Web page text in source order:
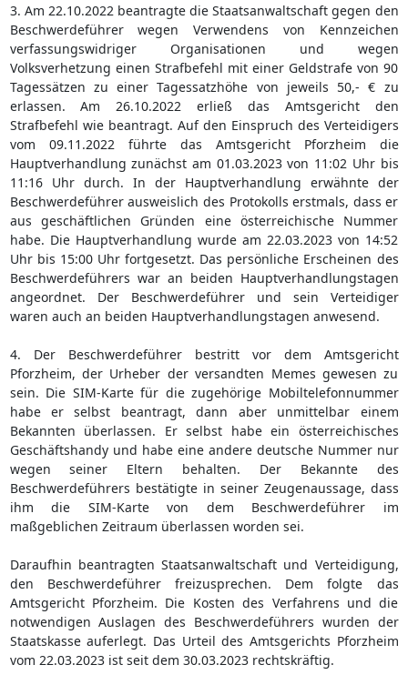
3. Am 22.10.2022 beantragte die Staatsanwaltschaft gegen den
Beschwerdeführer wegen Verwendens von Kennzeichen
verfassungswidriger Organisationen und wegen
Volksverhetzung einen Strafbefehl mit einer Geldstrafe von 90
Tagessätzen zu einer Tagessatzhöhe von jeweils 50,- € zu
erlassen. Am 26.10.2022 erließ das Amtsgericht den
Strafbefehl wie beantragt. Auf den Einspruch des Verteidigers
vom 09.11.2022 führte das Amtsgericht Pforzheim die
Hauptverhandlung zunächst am 01.03.2023 von 11:02 Uhr bis
11:16 Uhr durch. In der Hauptverhandlung erwähnte der
Beschwerdeführer ausweislich des Protokolls erstmals, dass er
aus geschäftlichen Gründen eine österreichische Nummer
habe. Die Hauptverhandlung wurde am 22.03.2023 von 14:52
Uhr bis 15:00 Uhr fortgesetzt. Das persönliche Erscheinen des
Beschwerdeführers war an beiden Hauptverhandlungstagen
angeordnet. Der Beschwerdeführer und sein Verteidiger
waren auch an beiden Hauptverhandlungstagen anwesend.
4. Der Beschwerdeführer bestritt vor dem Amtsgericht
Pforzheim, der Urheber der versandten Memes gewesen zu
sein. Die SIM-Karte für die zugehörige Mobiltelefonnummer
habe er selbst beantragt, dann aber unmittelbar einem
Bekannten überlassen. Er selbst habe ein österreichisches
Geschäftshandy und habe eine andere deutsche Nummer nur
wegen seiner Eltern behalten. Der Bekannte des
Beschwerdeführers bestätigte in seiner Zeugenaussage, dass
ihm die SIM-Karte von dem Beschwerdeführer im
maßgeblichen Zeitraum überlassen worden sei.
Daraufhin beantragten Staatsanwaltschaft und Verteidigung,
den Beschwerdeführer freizusprechen. Dem folgte das
Amtsgericht Pforzheim. Die Kosten des Verfahrens und die
notwendigen Auslagen des Beschwerdeführers wurden der
Staatskasse auferlegt. Das Urteil des Amtsgerichts Pforzheim
vom 22.03.2023 ist seit dem 30.03.2023 rechtskräftig.